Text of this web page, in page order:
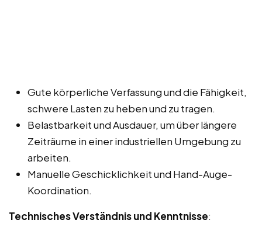
Gute körperliche Verfassung und die Fähigkeit,
schwere Lasten zu heben und zu tragen.
Belastbarkeit und Ausdauer, um über längere
Zeiträume in einer industriellen Umgebung zu
arbeiten.
Manuelle Geschicklichkeit und Hand-Auge-
Koordination.
Technisches Verständnis und Kenntnisse: